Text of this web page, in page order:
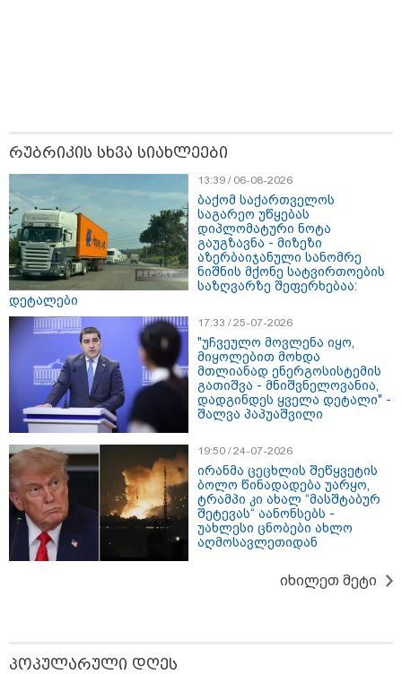
ომის 18 წლისთავთან
დაკავშირებით განცხადებას
ავრცელებს
საზოგადოება
მოვლენების ქრონოლოგია, რომელიც
რუბრიკის სხვა სიახლეები
13:39 / 06-08-2026
ბაქომ საქართველოს
საგარეო უწყებას
დიპლომატური ნოტა
გაუგზავნა - მიზეზი
აზერბაიჯანული სანომრე
ნიშნის მქონე სატვირთოების
საზღვარზე შეფერხებაა:
დეტალები
17:33 / 25-07-2026
"უჩვეულო მოვლენა იყო,
მიყოლებით მოხდა
მთლიანად ენერგოსისტემის
გათიშვა - მნიშვნელოვანია,
დადგინდეს ყველა დეტალი" -
შალვა პაპუაშვილი
19:50 / 24-07-2026
ირანმა ცეცხლის შეწყვეტის
ბოლო წინადადება უარყო,
ტრამპი კი ახალ “მასშტაბურ
შეტევას“ აანონსებს -
უახლესი ცნობები ახლო
აღმოსავლეთიდან
იხილეთ მეტი
პოპულარული დღეს